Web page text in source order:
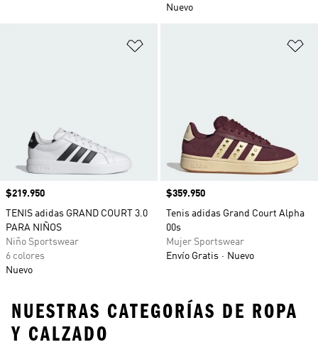
Nuevo
Precio
$219.950
TENIS adidas GRAND COURT 3.0
PARA NIÑOS
Niño Sportswear
6 colores
Nuevo
Precio
$359.950
Tenis adidas Grand Court Alpha
00s
Mujer Sportswear
Envío Gratis
Nuevo
NUESTRAS CATEGORÍAS DE ROPA
Y CALZADO